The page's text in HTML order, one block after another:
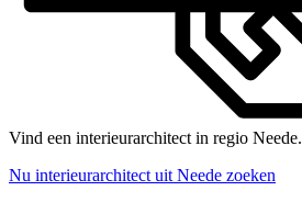
Vind een interieurarchitect in regio Neede.
Nu interieurarchitect uit Neede zoeken